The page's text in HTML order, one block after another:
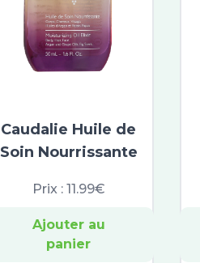
Caudalie Huile de
Soin Nourrissante
Prix : 11.99€
Ajouter au
panier